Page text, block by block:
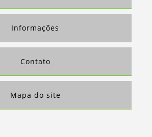
Informações
Contato
Mapa do site